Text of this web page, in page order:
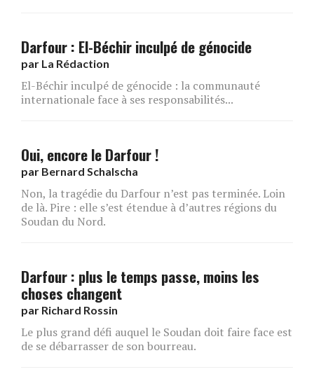
Darfour : El-Béchir inculpé de génocide
par La Rédaction
El-Béchir inculpé de génocide : la communauté
internationale face à ses responsabilités...
Oui, encore le Darfour !
par Bernard Schalscha
Non, la tragédie du Darfour n’est pas terminée. Loin
de là. Pire : elle s’est étendue à d’autres régions du
Soudan du Nord.
Darfour : plus le temps passe, moins les
choses changent
par Richard Rossin
Le plus grand défi auquel le Soudan doit faire face est
de se débarrasser de son bourreau.